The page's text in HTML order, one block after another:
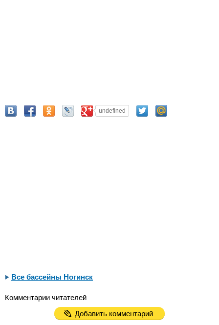
undefined
Все бассейны Ногинск
Комментарии читателей
Добавить комментарий